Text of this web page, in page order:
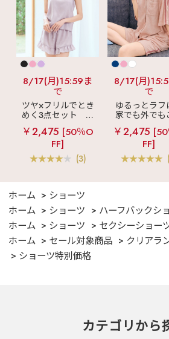
8/17(月)15:59ま
で
ツヤ×フリルでとき
めく3点セット
シ
ルキー ショートパ
ンツ 3点セット
￥2,475 [50％O
FF]
(3)
8/17(月
で
ゆるっとラフ
家でも外でも
一枚でOK
ライン 半袖
ット
￥2,475
FF]
ホーム
ショーツ
ホーム
ショーツ
ハーフバックシ
ホーム
ショーツ
セクシーショー
ホーム
セール対象商品 クリアラ
ショーツ特別価格
カテゴリから